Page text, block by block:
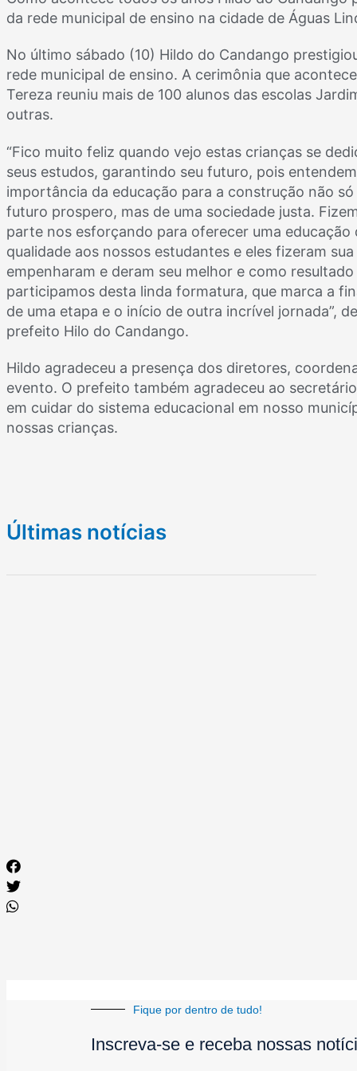
da rede municipal de ensino na cidade de Águas
No último sábado (10) Hildo do Candango
rede municipal de ensino. A cerimônia que
Tereza reuniu mais de 100 alunos das escolas
outras.
“Fico muito feliz quando vejo estas crianças se
seus estudos, garantindo seu futuro, pois
importância da educação para a construção não só
futuro prospero, mas de uma sociedade justa.
parte nos esforçando para oferecer uma educação
qualidade aos nossos estudantes e eles fizeram
empenharam e deram seu melhor e como
participamos desta linda formatura, que marca a
de uma etapa e o início de outra incrível jornada”,
prefeito Hilo do Candango.
Hildo agradeceu a presença dos diretores,
evento. O prefeito também agradeceu ao
em cuidar do sistema educacional em nosso
nossas crianças.
Últimas notícias
Fique por dentro de tudo!
Inscreva-se e receba nossas